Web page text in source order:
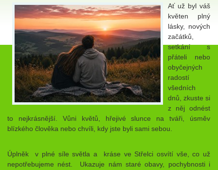
Ať už byl váš
květen plný
lásky, nových
začátků,
setkání s
přáteli nebo
obyčejných
radostí
všedních
dnů, zkuste si
z něj odnést
to nejkrásnější. Vůni květů, hřejivé slunce na tváři, úsměv
blízkého člověka nebo chvíli, kdy jste byli sami sebou.
Úplněk v plné síle světla a kráse ve Střelci osvítí vše, co už
nepotřebujeme nést. Ukazuje nám staré obavy, pochybnosti i